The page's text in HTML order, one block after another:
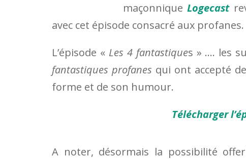
maçonniqueLogecast
avec cet épisode consacré aux profanes.
L’épisode « Les 4 fantastiques » …. les
fantastiques profanes qui ont accepté
forme et de son humour.
Télécharger
A noter, désormais la possibilité